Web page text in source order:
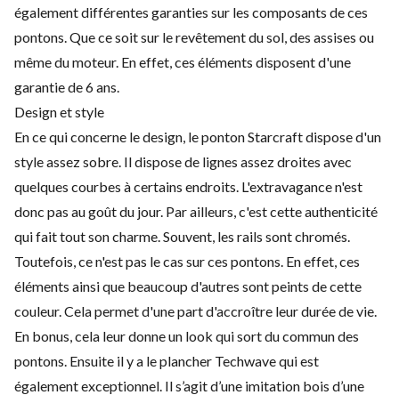
également différentes garanties sur les composants de ces
pontons. Que ce soit sur le revêtement du sol, des assises ou
même du moteur. En effet, ces éléments disposent d'une
garantie de 6 ans.
Design et style
En ce qui concerne le design, le ponton Starcraft dispose d'un
style assez sobre. Il dispose de lignes assez droites avec
quelques courbes à certains endroits. L'extravagance n'est
donc pas au goût du jour. Par ailleurs, c'est cette authenticité
qui fait tout son charme. Souvent, les rails sont chromés.
Toutefois, ce n'est pas le cas sur ces pontons. En effet, ces
éléments ainsi que beaucoup d'autres sont peints de cette
couleur. Cela permet d'une part d'accroître leur durée de vie.
En bonus, cela leur donne un look qui sort du commun des
pontons. Ensuite il y a le plancher Techwave qui est
également exceptionnel. Il s’agit d’une imitation bois d’une